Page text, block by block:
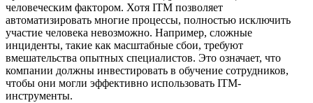
человеческим фактором. Хотя ITM позволяет
автоматизировать многие процессы, полностью исключить
участие человека невозможно. Например, сложные
инциденты, такие как масштабные сбои, требуют
вмешательства опытных специалистов. Это означает, что
компании должны инвестировать в обучение сотрудников,
чтобы они могли эффективно использовать ITM-
инструменты.